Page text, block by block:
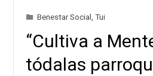
Benestar Social ,Tui
“Cultiva a
tódalas